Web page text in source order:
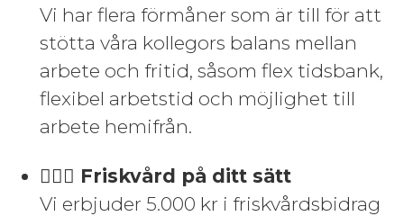
Vi har flera förmåner som är till för att
stötta våra kollegors balans mellan
arbete och fritid, såsom flex tidsbank,
flexibel arbetstid och möjlighet till
arbete hemifrån.
🏃🏽‍♀️ Friskvård på ditt sätt
Vi erbjuder 5.000 kr i friskvårdsbidrag